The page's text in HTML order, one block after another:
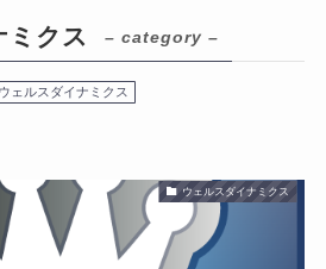
ミクス – category –
ウェルスダイナミクス
ウェルスダイナミクス